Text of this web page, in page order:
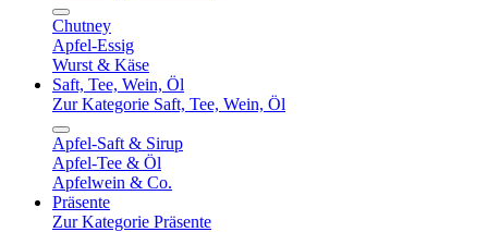
Chutney
Apfel-Essig
Wurst & Käse
Saft, Tee, Wein, Öl
Zur Kategorie Saft, Tee, Wein, Öl
Apfel-Saft & Sirup
Apfel-Tee & Öl
Apfelwein & Co.
Präsente
Zur Kategorie Präsente